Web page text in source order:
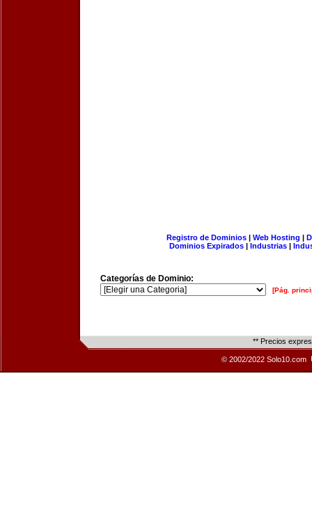
Registro de Dominios| Web Hosting |
Dominios Expirados | Industrias |
Categorías de Dominio:
[Pág.
** Precios
© 2002/2022 Solo10.com